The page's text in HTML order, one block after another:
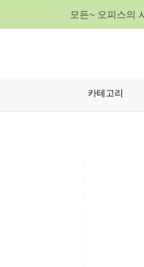
모든~ 오피스의
카테고리